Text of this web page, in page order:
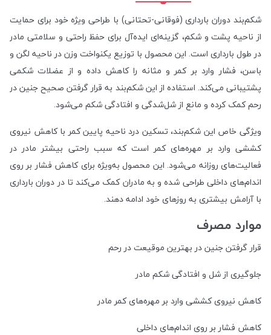
شکم‌بند دوران بارداری (فوقانی-تحتانی) با طراحی ویژه خود برای حمایت
از ناحیه پشت و شکم، گزینه‌ای ایده‌آل برای حفظ راحتی و سلامتی مادر
در طول بارداری است. این محصول با توزیع یکنواخت وزن در ناحیه لگن و
باسن، فشار وارد بر کمر و مثانه را کاهش داده و از عضلات شکمی
پشتیبانی می‌کند. استفاده از این شکم‌بند به قرار گرفتن صحیح جنین در
رحم کمک کرده و مانع از شل‌شدگی و افتادگی شکم می‌شود.
ویژگی خاص این شکم‌بند، تسکین درد ناحیه پایین کمر با کاهش نیروی
کششی وارد بر مهره‌های کمر است که سبب راحتی بیشتر مادر در
فعالیت‌های روزانه می‌شود. این محصول به‌ویژه برای کاهش فشار بر روی
اندام‌های داخلی طراحی شده و به مادران کمک می‌کند تا در دوران بارداری
با آرامش بیشتری به روزهای خود ادامه دهند.
موارد مصرف
قرار گرفتن جنین در بهترین موقیعت در رحم
جلوگیری از شل و افتادگی شکم مادر
کاهش نیروی کششی وارد بر مهره‌های کمر مادر
کاهش فشار بر روی اندام‌های داخلی